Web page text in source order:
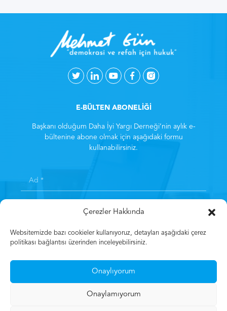
Çerezler Hakkında
Websitemizde bazı cookieler kullanıyoruz, detayları aşağıdaki çerez
politikası bağlantısı üzerinden inceleyebilirsiniz.
Onaylıyorum
Onaylamıyorum
E-BÜLTEN ABONELİĞİ
Başkanı olduğum Daha İyi Yargı Derneği’nin aylık e-
bültenine abone olmak için aşağıdaki formu
kullanabilirsiniz.